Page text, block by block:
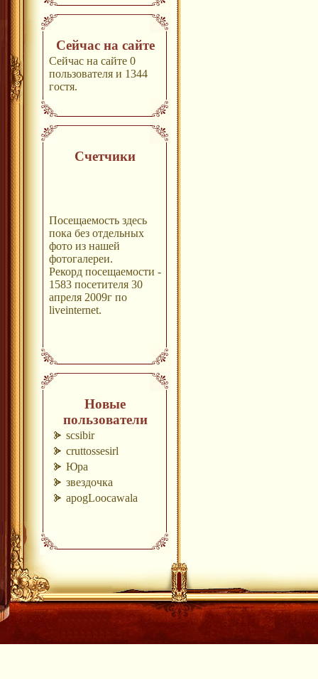
Сейчас на сайте
Сейчас на сайте 0
пользователя и 1344
гостя.
Счетчики
Посещаемость здесь
пока без отдельных
фото из нашей
фотогалереи.
Рекорд посещаемости -
1583 посетителя 30
апреля 2009г по
liveinternet.
Новые
пользователи
scsibir
cruttossesirl
Юра
звездочка
apogLoocawala